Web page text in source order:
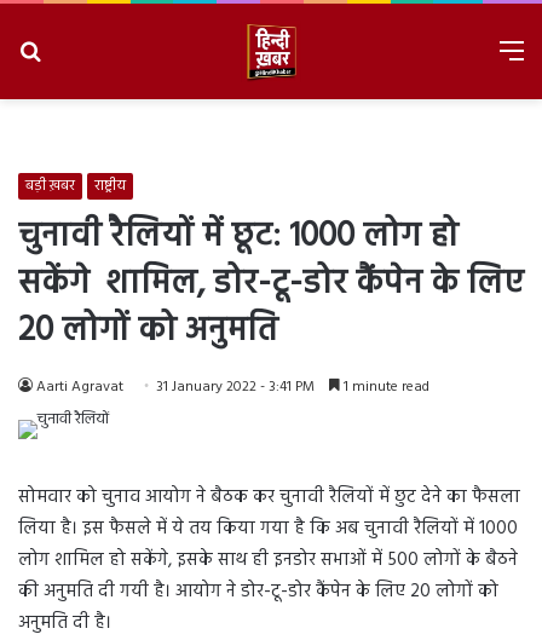
बड़ी ख़बर राष्ट्रीय
चुनावी रैलियों में छूट: 1000 लोग हो
सकेंगे शामिल, डोर-टू-डोर कैंपेन के लिए
20 लोगों को अनुमति
Aarti Agravat 31 January 2022 - 3:41 PM 1 minute read
सोमवार को चुनाव आयोग ने बैठक कर चुनावी रैलियों में छुट देने का फैसला
लिया है। इस फैसले में ये तय किया गया है कि अब चुनावी रैलियों में 1000
लोग शामिल हो सकेंगे, इसके साथ ही इनडोर सभाओं में 500 लोगों के बैठने
की अनुमति दी गयी है। आयोग ने डोर-टू-डोर कैंपेन के लिए 20 लोगों को
अनुमति दी है।